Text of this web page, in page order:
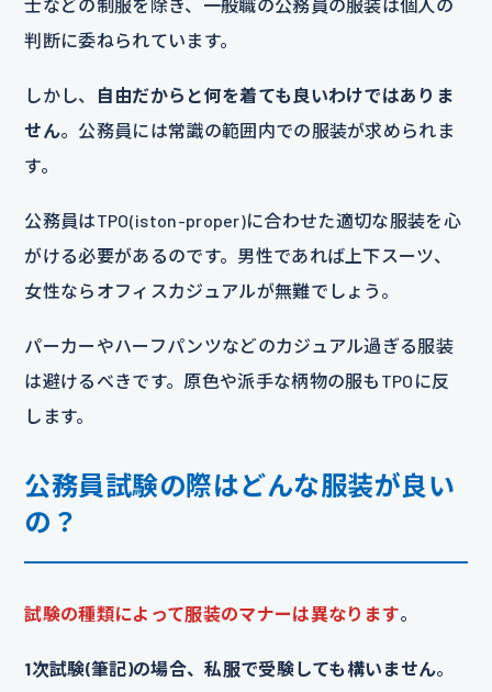
士などの制服を除き、一般職の公務員の服装は個人の
判断に委ねられています。
しかし、
自由だからと何を着ても良いわけではありま
せん。公務員には常識の範囲内での服装が求められま
す。
公務員はTPO(iston-proper)に合わせた適切な服装を心
がける必要があるのです。男性であれば上下スーツ、
女性ならオフィスカジュアルが無難でしょう。
パーカーやハーフパンツなどのカジュアル過ぎる服装
は避けるべきです。原色や派手な柄物の服もTPOに反
します。
公務員試験の際はどんな服装が良い
の？
試験の種類によって服装のマナーは異なります。
1次試験(筆記)の場合、私服で受験しても構いません。